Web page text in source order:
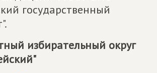
государственный
избирательный округ